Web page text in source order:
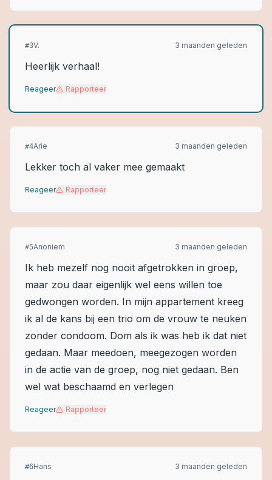
#3V. 3 maanden geleden
Heerlijk verhaal!
Reageer Rapporteer
#4Arie 3 maanden geleden
Lekker toch al vaker mee gemaakt
Reageer Rapporteer
#5Anoniem 3 maanden geleden
Ik heb mezelf nog nooit afgetrokken in groep,
maar zou daar eigenlijk wel eens willen toe
gedwongen worden. In mijn appartement kreeg
ik al de kans bij een trio om de vrouw te neuken
zonder condoom. Dom als ik was heb ik dat niet
gedaan. Maar meedoen, meegezogen worden
in de actie van de groep, nog niet gedaan. Ben
wel wat beschaamd en verlegen
Reageer Rapporteer
#6Hans 3 maanden geleden